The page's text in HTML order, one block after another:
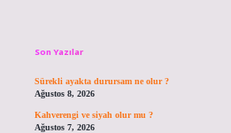
Son Yazılar
Sürekli ayakta durursam ne olur ?
Ağustos 8, 2026
Kahverengi ve siyah olur mu ?
Ağustos 7, 2026